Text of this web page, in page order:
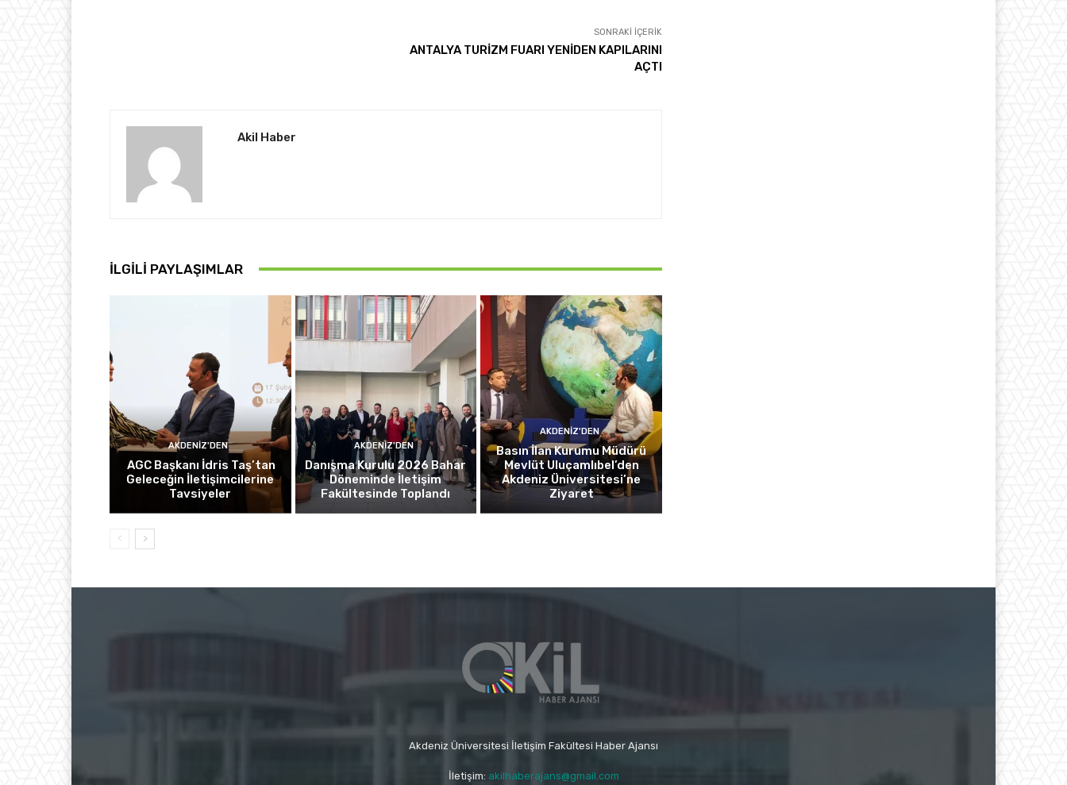
SONRAKI İÇERIK
ANTALYA TURİZM FUARI YENİDEN KAPILARINI
AÇTI
Akil Haber
İLGİLİ PAYLAŞIMLAR
AKDENIZ'DEN
AGC Başkanı İdris Taş’tan
Geleceğin İletişimcilerine
Tavsiyeler
AKDENIZ'DEN
Danışma Kurulu 2026 Bahar
Döneminde İletişim
Fakültesinde Toplandı
AKDENIZ'DEN
Basın İlan Kurumu Müdürü
Mevlüt Uluçamlıbel’den
Akdeniz Üniversitesi’ne
Ziyaret
Akdeniz Üniversitesi İletişim Fakültesi Haber Ajansı
İletişim: akilhaberajans@gmail.com